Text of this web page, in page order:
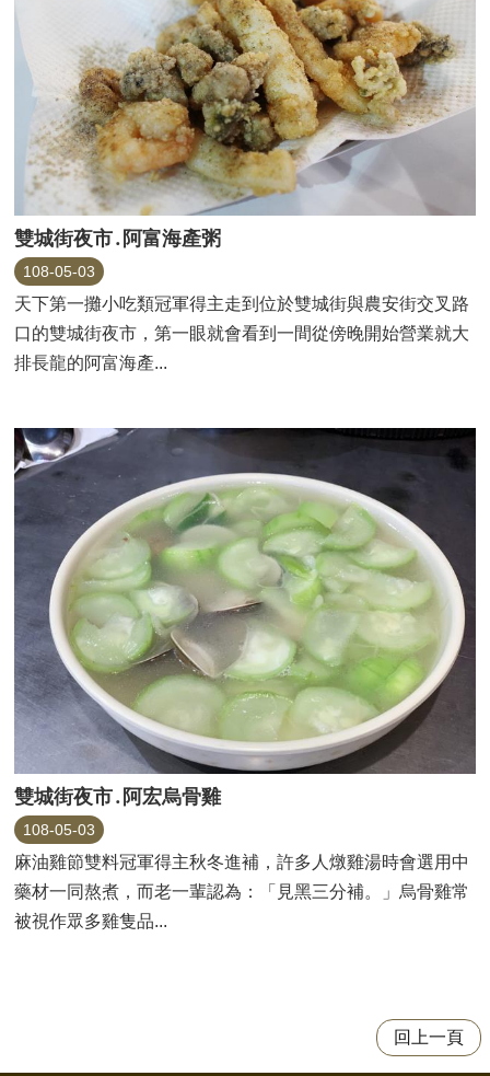
雙城街夜市․阿富海產粥
108-05-03
天下第一攤小吃類冠軍得主走到位於雙城街與農安街交叉路
口的雙城街夜市，第一眼就會看到一間從傍晚開始營業就大
排長龍的阿富海產...
雙城街夜市․阿宏烏骨雞
108-05-03
麻油雞節雙料冠軍得主秋冬進補，許多人燉雞湯時會選用中
藥材一同熬煮，而老一輩認為：「見黑三分補。」烏骨雞常
被視作眾多雞隻品...
回上一頁